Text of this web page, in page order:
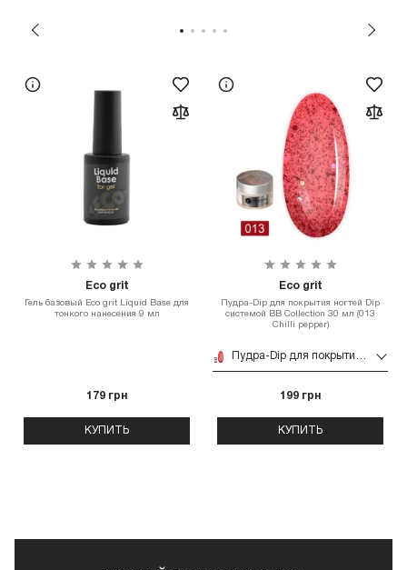
Eco grit
Гель базовый Eco grit Liquid Base для
тонкого нанесения 9 мл
179 грн
КУПИТЬ
Eco grit
Пудра-Dip для покрытия ногтей Dip
системой BB Collection 30 мл (013
Chilli pepper)
Пудра-Dip для покрытия ногтей Dip системой BB Collection 30 мл (013 Chilli pepper)
199 грн
КУПИТЬ